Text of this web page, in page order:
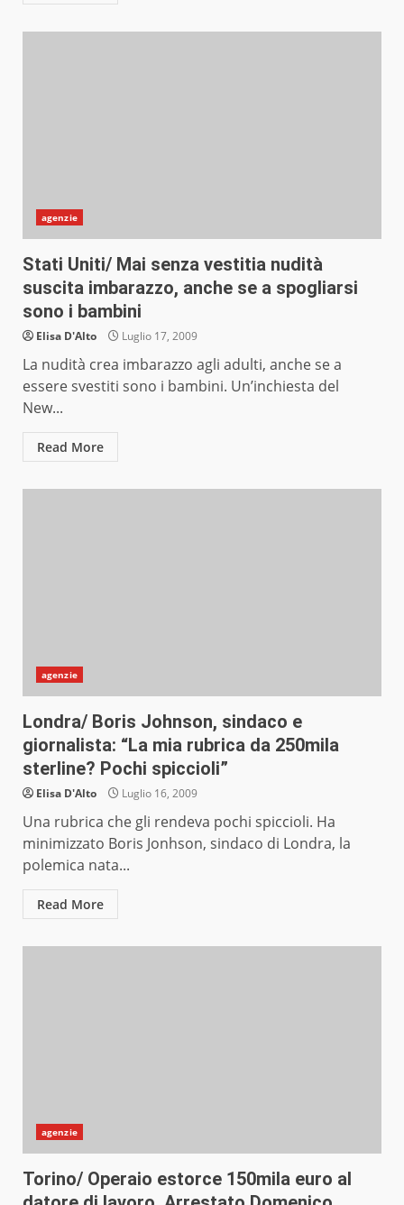
agenzie
Stati Uniti/ Mai senza vestitia nudità
suscita imbarazzo, anche se a spogliarsi
sono i bambini
Elisa D'Alto Luglio 17, 2009
La nudità crea imbarazzo agli adulti, anche se a
essere svestiti sono i bambini. Un’inchiesta del
New...
Read More
agenzie
Londra/ Boris Johnson, sindaco e
giornalista: “La mia rubrica da 250mila
sterline? Pochi spiccioli”
Elisa D'Alto Luglio 16, 2009
Una rubrica che gli rendeva pochi spiccioli. Ha
minimizzato Boris Jonhson, sindaco di Londra, la
polemica nata...
Read More
agenzie
Torino/ Operaio estorce 150mila euro al